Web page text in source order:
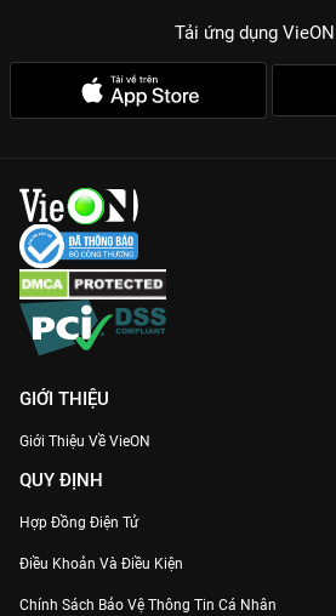
Tải ứng dụng VieON
GIỚI THIỆU
Giới Thiệu Về VieON
QUY ĐỊNH
Hợp Đồng Điện Tử
Điều Khoản Và Điều Kiện
Chính Sách Bảo Vệ Thông Tin Cá Nhân